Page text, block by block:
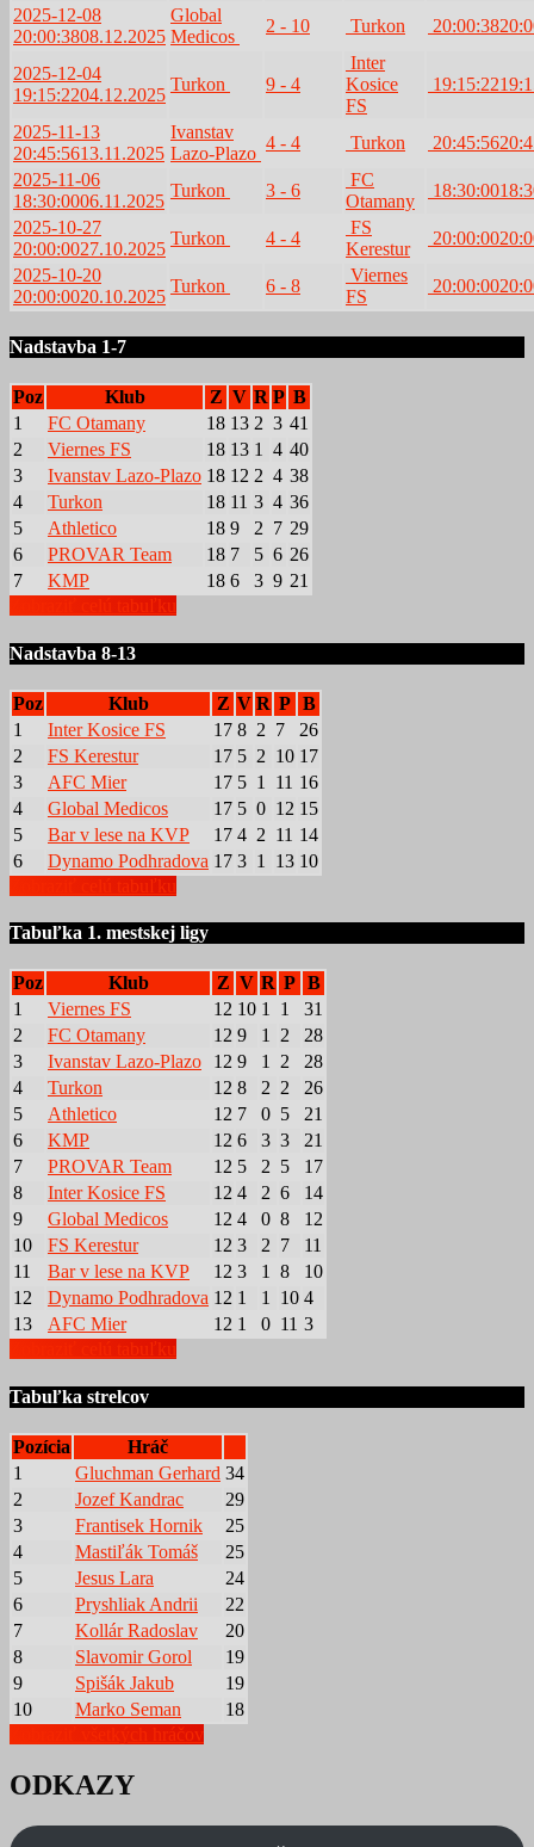
2025-12-08
20:00:3808.12.2025
Global
Medicos
2 - 10 Turkon 20:00:38
2025-12-04
19:15:2204.12.2025
Turkon 9 - 4
Inter
Kosice
FS
19:15:22
2025-11-13
20:45:5613.11.2025
Ivanstav
Lazo-Plazo
4 - 4 Turkon 20:45:56
2025-11-06
18:30:0006.11.2025
Turkon 3 - 6
FC
Otamany
18:30:00
2025-10-27
20:00:0027.10.2025
Turkon 4 - 4
FS
Kerestur
20:00:00
2025-10-20
20:00:0020.10.2025
Turkon 6 - 8
Viernes
FS
20:00:00
Nadstavba 1-7
Poz Klub Z V R P B
1
FC Otamany 18 13 2 3 41
2
Viernes FS 18 13 1 4 40
3
Ivanstav Lazo-Plazo 18 12 2 4 38
4
Turkon 18 11 3 4 36
5
Athletico 18 9 2 7 29
6
PROVAR Team 18 7 5 6 26
7
KMP 18 6 3 9 21
Nadstavba 8-13
Poz Klub Z V R P B
1
Inter Kosice FS 17 8 2 7
26
2
FS Kerestur 17 5 2 10 17
3
AFC Mier 17 5 1 11 16
4
Global Medicos 17 5 0 12 15
5
Bar v lese na KVP 17 4 2 11 14
6
Dynamo Podhradova 17 3 1 13 10
Tabuľka 1. mestskej ligy
Poz Klub Z V R P B
1
Viernes FS 12 10 1 1
31
2
FC Otamany 12 9 1 2
28
3
Ivanstav Lazo-Plazo 12 9 1 2
28
4
Turkon 12 8 2 2
26
5
Athletico 12 7 0 5
21
6
KMP 12 6 3 3
21
7
PROVAR Team 12 5 2 5
17
8
Inter Kosice FS 12 4 2 6
14
9
Global Medicos 12 4 0 8
12
10
FS Kerestur 12 3 2 7
11
11
Bar v lese na KVP 12 3 1 8
10
12
Dynamo Podhradova 12 1 1 10 4
13
AFC Mier 12 1 0 11 3
Zobraziť celú tabuľku
Tabuľka strelcov
Pozícia
Hráč
1
Gluchman Gerhard 34
2
Jozef Kandrac
29
3
Frantisek Hornik
25
4
Mastiľák Tomáš
25
5
Jesus Lara
24
6
Pryshliak Andrii
22
7
Kollár Radoslav
20
8
Slavomir Gorol
19
9
Spišák Jakub
19
10
Marko Seman
18
Zobraziť všetkých hráčov
ODKAZY